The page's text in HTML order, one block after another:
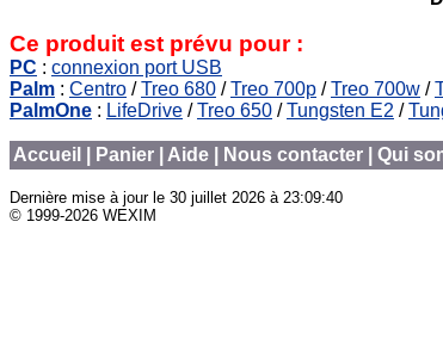
Ce produit est prévu pour :
PC : connexion port USB
Palm : Centro /Treo 680 /Treo 700p /Treo 700w /
PalmOne : LifeDrive /Treo 650 /Tungsten E2 /
Accueil Panier Aide Nous contacter Qui
Dernière mise à jour le 30 juillet 2026 à 23:09:40
© 1999-2026 WEXIM